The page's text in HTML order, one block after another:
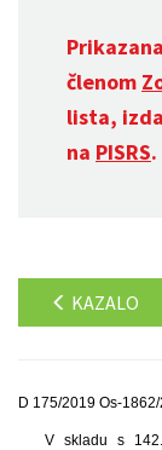
členom
lista,
na PISRS.
KAZALO
D 175/2019 Os-
V skladu s